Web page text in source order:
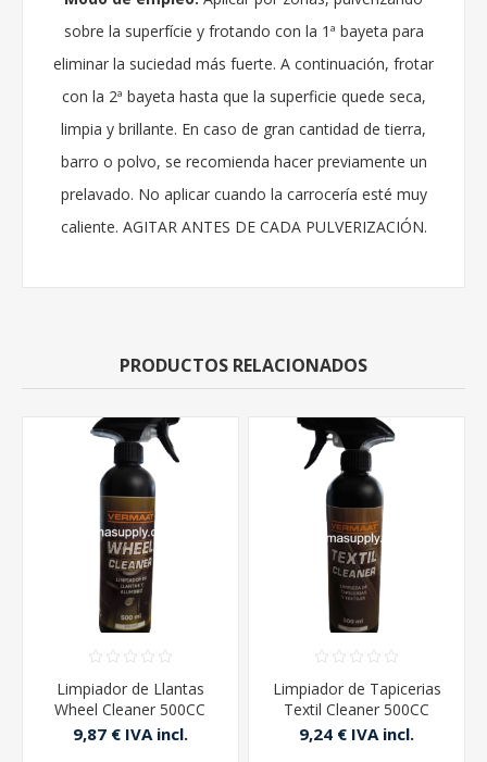
sobre la superfície y frotando con la 1ª bayeta para
eliminar la suciedad más fuerte. A continuación, frotar
con la 2ª bayeta hasta que la superficie quede seca,
limpia y brillante. En caso de gran cantidad de tierra,
barro o polvo, se recomienda hacer previamente un
prelavado. No aplicar cuando la carrocería esté muy
caliente. AGITAR ANTES DE CADA PULVERIZACIÓN.
PRODUCTOS RELACIONADOS
Limpiador de Llantas
Wheel Cleaner 500CC
Vermaat
9,87 € IVA incl.
Limpiador de Tapicerias
Textil Cleaner 500CC
Vermaat
9,24 € IVA incl.